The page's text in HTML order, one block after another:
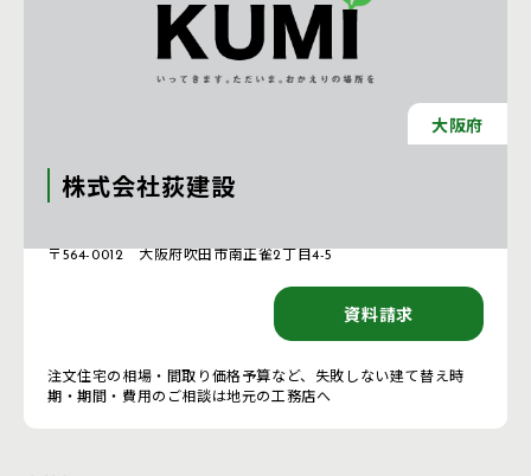
大阪府
株式会社荻建設
〒564-0012 大阪府吹田市南正雀2丁目4-5
資料請求
注文住宅の相場・間取り価格予算など、失敗しない建て替え時
期・期間・費用のご相談は地元の工務店へ